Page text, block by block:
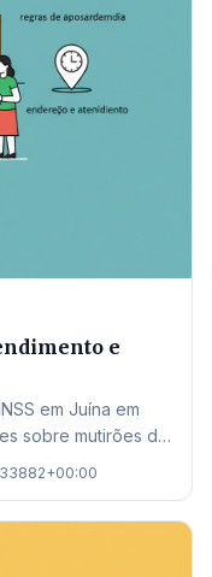
e
em Juína em
sobre mutirões de